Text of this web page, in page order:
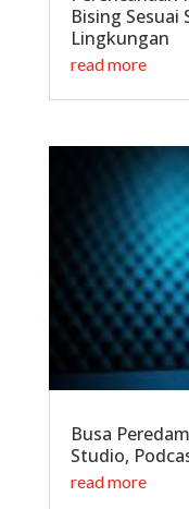
Bising Sesuai
Lingkungan
read more
Busa
Studio,
read more